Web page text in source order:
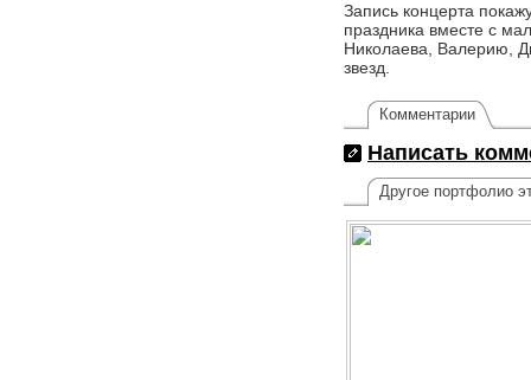
Запись концерта
праздника вместе с
Николаева, Валерию,
звезд.
Комментарии
Написать
Другое портфолио